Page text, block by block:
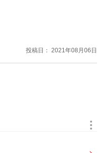
投稿日： 2021年08月06日